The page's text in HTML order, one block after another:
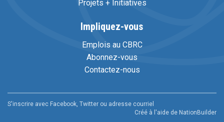
Projets + Initiatives
Impliquez-vous
Emplois au CBRC
Abonnez-vous
Contactez-nous
S'inscrire avec Facebook, Twitter ou adresse courriel
Créé à l'aide de NationBuilder